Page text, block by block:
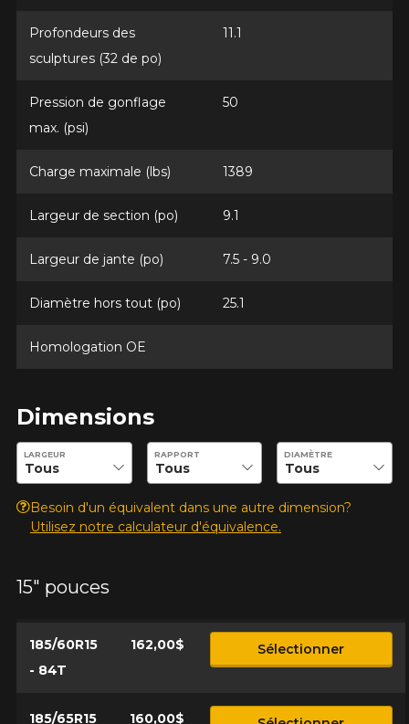
Profondeurs des
sculptures (32 de po)
11.1
Pression de gonflage
max. (psi)
50
Charge maximale (lbs) 1389
Largeur de section (po) 9.1
Largeur de jante (po) 7.5 - 9.0
Diamètre hors tout (po) 25.1
Homologation OE
Dimensions
Entrez les dimensions souhaitées pour vérifier la disponibilité
LARGEUR RAPPORT DIAMÈTRE
Besoin d'un équivalent dans une autre dimension?
Utilisez notre calculateur d'équivalence.
15" pouces
185/60R15
- 84T
162,00$ Sélectionner
185/65R15
160,00$
Courriel
Votre véhicule
Modèle
Option
VOICI LES DIMENSIONS POUR VOTRE VÉHICULE